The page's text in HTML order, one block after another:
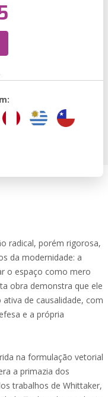
radical, porém rigorosa,
da modernidade: a
o espaço como mero
obra demonstra que ele
de causalidade, com
e a própria
na formulação vetorial
a primazia dos
trabalhos de Whittaker,